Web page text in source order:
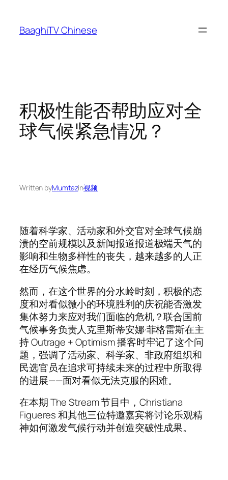
content
BaaghiTV Chinese
积极性能否帮助应对全
球气候紧急情况？
Written byMumtazin视频
随着科学家、活动家和外交官对全球气候崩
溃的空前规模以及新闻报道报道极端天气的
影响和生物多样性的丧失，越来越多的人正
在经历气候焦虑。
然而，在这个世界的分水岭时刻，积极的态
度和对看似微小的环境胜利的庆祝能否激发
集体努力来应对我们面临的危机？联合国前
气候事务负责人克里斯蒂安娜·菲格雷斯在主
持 Outrage + Optimism 播客时牢记了这个问
题，强调了活动家、科学家、非政府组织和
民选官员在追求可持续未来的过程中所取得
的进展——面对看似无法克服的困难。
在本期 The Stream 节目中，Christiana
Figueres 和其他三位特邀嘉宾将讨论乐观精
神如何激发气候行动并创造突破性成果。